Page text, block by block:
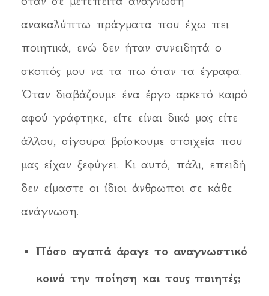
ανακαλύπτω πράγματα που έχω πει
ποιητικά, ενώ δεν ήταν συνειδητά ο
σκοπός μου να τα πω όταν τα έγραφα.
Όταν διαβάζουμε ένα έργο αρκετό καιρό
αφού γράφτηκε, είτε είναι δικό μας είτε
άλλου, σίγουρα βρίσκουμε στοιχεία που
μας είχαν ξεφύγει. Κι αυτό, πάλι, επειδή
δεν είμαστε οι ίδιοι άνθρωποι σε κάθε
ανάγνωση.
Πόσο αγαπά άραγε το αναγνωστικό
κοινό την ποίηση και τους ποιητές;